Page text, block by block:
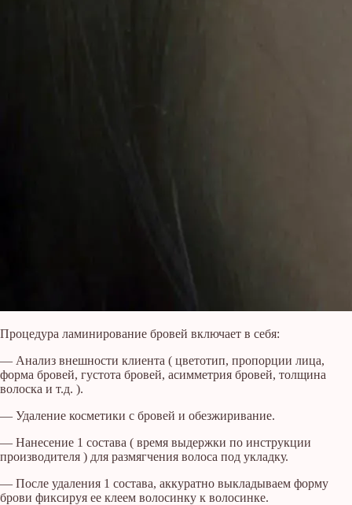
Процедура ламинирование бровей включает в себя:
— Анализ внешности клиента ( цветотип, пропорции лица,
форма бровей, густота бровей, асимметрия бровей, толщина
волоска и т.д. ).
— Удаление косметики с бровей и обезжиривание.
— Нанесение 1 состава ( время выдержки по инструкции
производителя ) для размягчения волоса под укладку.
— После удаления 1 состава, аккуратно выкладываем форму
брови фиксируя ее клеем волосинку к волосинке.